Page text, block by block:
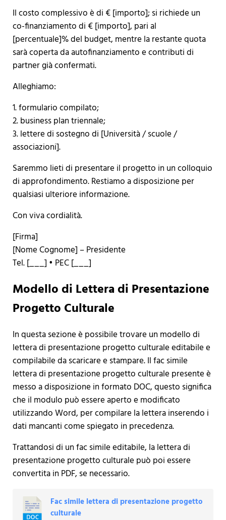
Il costo complessivo è di € [importo]; si richiede un
co-finanziamento di € [importo], pari al
[percentuale]% del budget, mentre la restante quota
sarà coperta da autofinanziamento e contributi di
partner già confermati.
Alleghiamo:
1. formulario compilato;
2. business plan triennale;
3. lettere di sostegno di [Università / scuole /
associazioni].
Saremmo lieti di presentare il progetto in un colloquio
di approfondimento. Restiamo a disposizione per
qualsiasi ulteriore informazione.
Con viva cordialità.
[Firma]
[Nome Cognome] – Presidente
Tel. [___] • PEC [___]
Modello di Lettera di Presentazione
Progetto Culturale
In questa sezione è possibile trovare un modello di
lettera di presentazione progetto culturale editabile e
compilabile da scaricare e stampare. Il fac simile
lettera di presentazione progetto culturale presente è
messo a disposizione in formato DOC, questo significa
che il modulo può essere aperto e modificato
utilizzando Word, per compilare la lettera inserendo i
dati mancanti come spiegato in precedenza.
Trattandosi di un fac simile editabile, la lettera di
presentazione progetto culturale può poi essere
convertita in PDF, se necessario.
Fac simile lettera di presentazione progetto
culturale